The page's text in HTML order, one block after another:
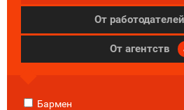
От работодателей
От агентств
Бармен